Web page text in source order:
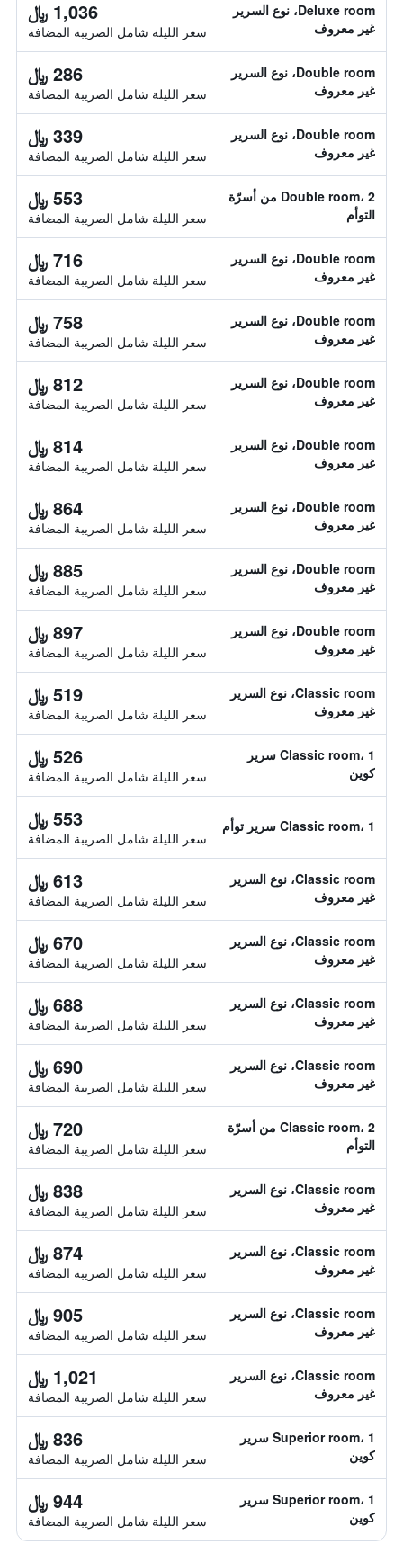
Deluxe room، نوع السرير
غير معروف
1,036 ﷼
سعر الليلة شامل الصريبة المضافة
Double room، نوع السرير
غير معروف
286 ﷼
سعر الليلة شامل الصريبة المضافة
Double room، نوع السرير
غير معروف
339 ﷼
سعر الليلة شامل الصريبة المضافة
Double room، 2 من أسرّة
التوأم
553 ﷼
سعر الليلة شامل الصريبة المضافة
Double room، نوع السرير
غير معروف
716 ﷼
سعر الليلة شامل الصريبة المضافة
Double room، نوع السرير
غير معروف
758 ﷼
سعر الليلة شامل الصريبة المضافة
Double room، نوع السرير
غير معروف
812 ﷼
سعر الليلة شامل الصريبة المضافة
Double room، نوع السرير
غير معروف
814 ﷼
سعر الليلة شامل الصريبة المضافة
Double room، نوع السرير
غير معروف
864 ﷼
سعر الليلة شامل الصريبة المضافة
Double room، نوع السرير
غير معروف
885 ﷼
سعر الليلة شامل الصريبة المضافة
Double room، نوع السرير
غير معروف
897 ﷼
سعر الليلة شامل الصريبة المضافة
Classic room، نوع السرير
غير معروف
519 ﷼
سعر الليلة شامل الصريبة المضافة
Classic room، 1 سرير
كوين
526 ﷼
سعر الليلة شامل الصريبة المضافة
Classic room، 1 سرير توأم 553 ﷼
سعر الليلة شامل الصريبة المضافة
Classic room، نوع السرير
غير معروف
613 ﷼
سعر الليلة شامل الصريبة المضافة
Classic room، نوع السرير
غير معروف
670 ﷼
سعر الليلة شامل الصريبة المضافة
Classic room، نوع السرير
غير معروف
688 ﷼
سعر الليلة شامل الصريبة المضافة
Classic room، نوع السرير
غير معروف
690 ﷼
سعر الليلة شامل الصريبة المضافة
Classic room، 2 من أسرّة
التوأم
720 ﷼
سعر الليلة شامل الصريبة المضافة
Classic room، نوع السرير
غير معروف
838 ﷼
سعر الليلة شامل الصريبة المضافة
Classic room، نوع السرير
غير معروف
874 ﷼
سعر الليلة شامل الصريبة المضافة
Classic room، نوع السرير
غير معروف
905 ﷼
سعر الليلة شامل الصريبة المضافة
Classic room، نوع السرير
غير معروف
1,021 ﷼
سعر الليلة شامل الصريبة المضافة
Superior room، 1 سرير
كوين
836 ﷼
سعر الليلة شامل الصريبة المضافة
Superior room، 1 سرير
كوين
944 ﷼
سعر الليلة شامل الصريبة المضافة